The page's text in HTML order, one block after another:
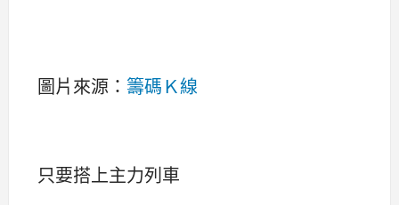
圖片來源： 籌碼Ｋ線
只要搭上主力列車